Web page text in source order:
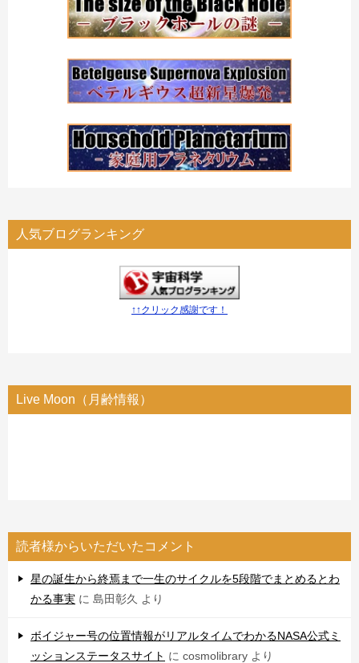
人気ブログランキング
↑↑クリック感謝です！
Live Moon（月齢情報）
読者様からいただいたコメント
星の誕生から終焉まで一生のサイクルを5段階でまとめるとわ
かる事実 に 島田彰久 より
ボイジャー号の位置情報がリアルタイムでわかるNASA公式ミ
ッションステータスサイト に cosmolibrary より